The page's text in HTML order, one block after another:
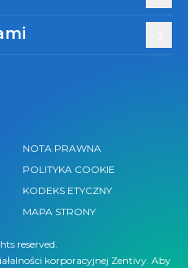
NOTA PRAWNA
POLITYKA COOKIE
KODEKS ETYCZNY
MAPA STRONY
reserved.
korporacyjnej Zentivy. Aby